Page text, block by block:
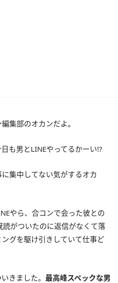
集部のオカンだよ。
も男とLINEやってるかーい!?
集中してない気がするオカ
やら、合コンで会った彼との
がついたのに返信がなくて落
グを駆け引きしていて仕事ど
きました。 最高峰スペックな男